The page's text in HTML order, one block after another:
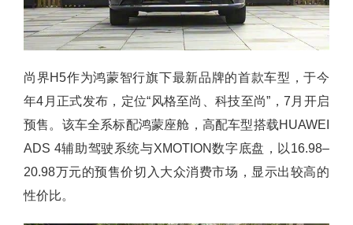
尚界H5作为鸿蒙智行旗下最新品牌的首款车型，于今
年4月正式发布，定位“风格至尚、科技至尚”，7月开启
预售。该车全系标配鸿蒙座舱，高配车型搭载HUAWEI
ADS 4辅助驾驶系统与XMOTION数字底盘，以16.98–
20.98万元的预售价切入大众消费市场，显示出较高的
性价比。